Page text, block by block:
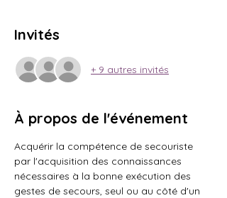
Invités
+ 9 autres invités
À propos de l'événement
Acquérir la compétence de secouriste
par l'acquisition des connaissances
nécessaires à la bonne exécution des
gestes de secours, seul ou au côté d'un